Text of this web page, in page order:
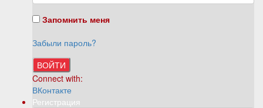
Запомнить меня
Забыли пароль?
ВОЙТИ
Connect with:
ВКонтакте
Регистрация